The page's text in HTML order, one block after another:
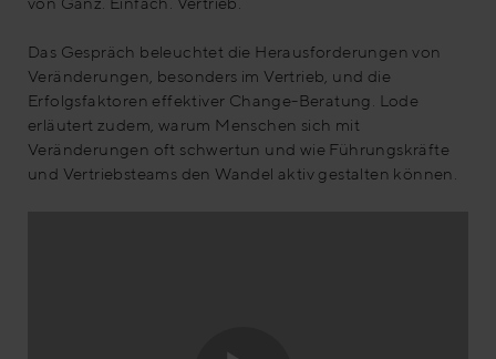
Das Gespräch beleuchtet die Herausforderungen von
Veränderungen, besonders im Vertrieb, und die
Erfolgsfaktoren effektiver Change-Beratung. Lode
erläutert zudem, warum Menschen sich mit
Veränderungen oft schwertun und wie Führungskräfte
und Vertriebsteams den Wandel aktiv gestalten können.